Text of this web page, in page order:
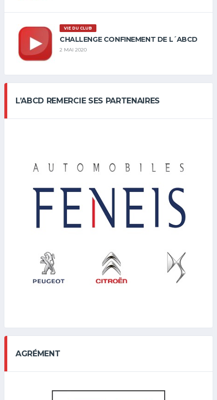
VIE DU CLUB
CHALLENGE CONFINEMENT DE L´ABCD
2 MAI 2020
L’ABCD REMERCIE SES PARTENAIRES
AGRÉMENT